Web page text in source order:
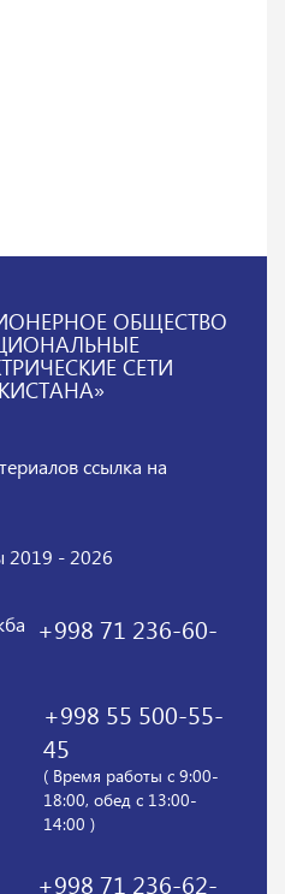
ОБЩЕСТВО
СЕТИ
ссылка на
2019 - 2026
+998 71 236-60-
+998 55 500-55-
45
( Время работы с 9:00-
18:00, обед с 13:00-
14:00 )
+998 71 236-62-